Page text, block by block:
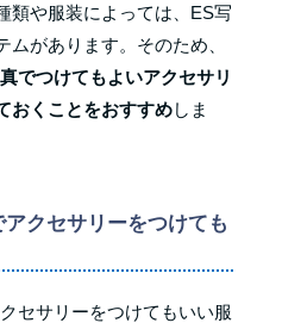
類や服装によっては、ES写
があります。そのため、
でつけてもよいアクセサリ
おくことをおすすめしま
クセサリーをつけても
セサリーをつけてもいい服